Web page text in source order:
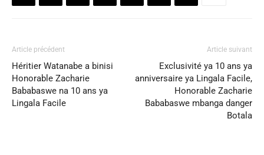
Article précédent
Héritier Watanabe a binisi
Honorable Zacharie
Bababaswe na 10 ans ya
Lingala Facile
Article suivant
Exclusivité ya 10 ans ya
anniversaire ya Lingala Facile,
Honorable Zacharie
Bababaswe mbanga danger
Botala